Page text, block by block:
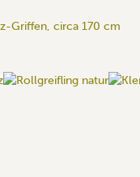
Griffen, circa 170 cm